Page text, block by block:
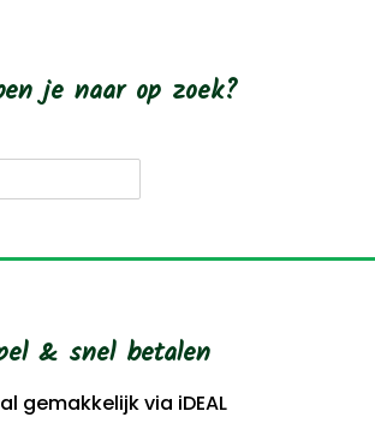
je naar op zoek?
& snel betalen